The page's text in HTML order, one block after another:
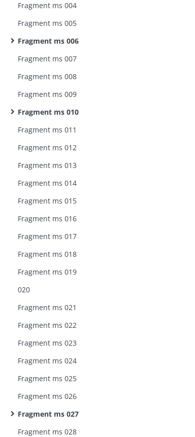
Fragment ms 004
Fragment ms 005
Fragment ms 006
Fragment ms 007
Fragment ms 008
Fragment ms 009
Fragment ms 010
Fragment ms 011
Fragment ms 012
Fragment ms 013
Fragment ms 014
Fragment ms 015
Fragment ms 016
Fragment ms 017
Fragment ms 018
Fragment ms 019
020
Fragment ms 021
Fragment ms 022
Fragment ms 023
Fragment ms 024
Fragment ms 025
Fragment ms 026
Fragment ms 027
Fragment ms 028